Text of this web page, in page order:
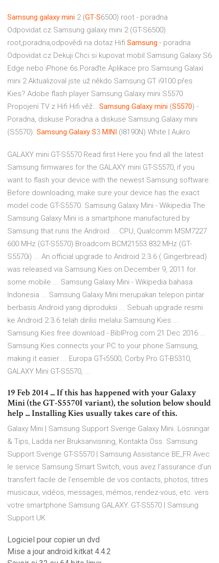
Samsung galaxy mini 2 (GT-S6500) root - poradna
Odpovidat.cz Samsung galaxy mini 2 (GT-S6500)
root,poradna,odpovědi na dotaz Hifi Samsung - poradna
Odpovidat.cz Dekuji Chci si kupovat mobil Samsung Galaxy S6
Edge nebo iPhone 6s.Poraďte Aplikace pro Samsung Galaxi
mini 2 Aktualizoval jste už někdo Samsung GT i9100 přes
Kies? Adobe flash player Samsung Galaxy mini S5570
Propojení TV z Hifi Hifi věž… Samsung Galaxy mini (S5570) -
Poradna, diskuse Poradna a diskuse Samsung Galaxy mini
(S5570). Samsung Galaxy S3 MINI (I8190N) White | Aukro
GALAXY mini GT-S5570 Read first Here you find all the latest
Samsung firmwares for the GALAXY mini GT-S5570, if you
want to flash your device with the newest Samsung software.
Before downloading, make sure your device has the exact
model code GT-S5570. Samsung Galaxy Mini - Wikipedia The
Samsung Galaxy Mini is a smartphone manufactured by
Samsung that runs the Android ... CPU, Qualcomm MSM7227
600 MHz (GT-S5570) Broadcom BCM21553 832 MHz (GT-
S5570i) ... An official upgrade to Android 2.3.6 ( Gingerbread)
was released via Samsung Kies on December 9, 2011 for
some mobile ... Samsung Galaxy Mini - Wikipedia bahasa
Indonesia ... Samsung Galaxy Mini merupakan telepon pintar
berbasis Android yang diproduksi ... Sebuah upgrade resmi
ke Android 2.3.6 telah dirilis melalui Samsung Kies ...
Samsung Kies free download - BiblProg.com 21 Dec 2016 ...
Samsung Kies connects your PC to your phone Samsung,
making it easier ... Europa GT-i5500, Corby Pro GT-B5310,
GALAXY Mini GT-S5570, ...
19 Feb 2014 ... If this has happened with your Galaxy
Mini (the GT-S5570I variant), the solution below should
help ... Installing Kies usually takes care of this.
Galaxy Mini | Samsung Support Sverige Galaxy Mini. Lösningar
& Tips, Ladda ner Bruksanvisning, Kontakta Oss. Samsung
Support Sverige GT-S5570 | Samsung Assistance BE_FR Avec
le service Samsung Smart Switch, vous avez l’assurance d’un
transfert facile de l’ensemble de vos contacts, photos, titres
musicaux, vidéos, messages, mémos, rendez-vous, etc. vers
votre smartphone Samsung GALAXY. GT-S5570 | Samsung
Support UK
Logiciel pour copier un dvd
Mise a jour android kitkat 4.4.2